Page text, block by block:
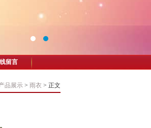
留言
品展示 > 雨衣 > 正文